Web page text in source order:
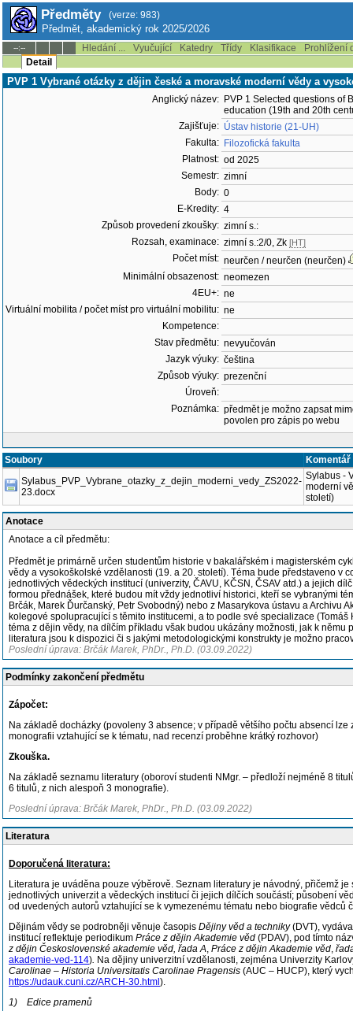
Předměty (verze: 983)
Předmět, akademický rok 2025/2026
--:-- Hledání ... Vyučující Katedry Třídy Klasifikace
Prohlížení
Detail
PVP 1 Vybrané otázky z dějin české a moravské moderní vědy a
Anglický název: PVP 1 Selected questions of
education (19th and 20th
Zajišťuje: Ústav historie (21-UH)
Fakulta: Filozofická fakulta
Platnost: od 2025
Semestr: zimní
Body: 0
E-Kredity: 4
Způsob provedení zkoušky: zimní s.:
Rozsah, examinace: zimní s.:2/0, Zk [HT]
Počet míst: neurčen / neurčen (neurčen)
Minimální obsazenost: neomezen
4EU+: ne
Virtuální mobilita / počet míst pro virtuální mobilitu: ne
Kompetence:
Stav předmětu: nevyučován
Jazyk výuky: čeština
Způsob výuky: prezenční
Úroveň:
Poznámka: předmět je možno zapsat
povolen pro zápis po webu
Soubory
Komentář
Sylabus_PVP_Vybrane_otazky_z_dejin_moderni_vedy_ZS2022-
23.docx
Sylabus -
moderní
století)
Anotace
Anotace a cíl předmětu:
Předmět je primárně určen studentům historie v bakalářském i magisterském
vědy a vysokoškolské vzdělanosti (19. a 20. století). Téma bude představeno
jednotlivých vědeckých institucí (univerzity, ČAVU, KČSN, ČSAV atd.) a jejich
formou přednášek, které budou mít vždy jednotliví historici, kteří se vybranými
Brčák, Marek Ďurčanský, Petr Svobodný) nebo z Masarykova ústavu a Archivu
kolegové spolupracující s těmito institucemi, a to podle své specializace
téma z dějin vědy, na dílčím příkladu však budou ukázány možnosti, jak k
literatura jsou k dispozici či s jakými metodologickými konstrukty je možno
Poslední úprava: Brčák Marek, PhDr., Ph.D. (03.09.2022)
Podmínky zakončení předmětu
Zápočet:
Na základě docházky (povoleny 3 absence; v případě většího počtu absencí
monografii vztahující se k tématu, nad recenzí proběhne krátký rozhovor)
Zkouška.
Na základě seznamu literatury (oboroví studenti NMgr. – předloží nejméně 8
6 titulů, z nich alespoň 3 monografie).
Poslední úprava: Brčák Marek, PhDr., Ph.D. (03.09.2022)
Literatura
Doporučená literatura:
Literatura je uváděna pouze výběrově. Seznam literatury je návodný, přičemž
jednotlivých univerzit a vědeckých institucí či jejich dílčích součástí; působení
od uvedených autorů vztahující se k vymezenému tématu nebo biografie
Dějinám vědy se podrobněji věnuje časopis Dějiny věd a techniky(DVT),
institucí reflektuje periodikum Práce z dějin Akademie věd (PDAV), pod tímto
z dějin Československé akademie věd, řada A, Práce z dějin Akademie věd,
akademie-ved-114). Na dějiny univerzitní vzdělanosti, zejména Univerzity
Carolinae – Historia Universitatis Carolinae Pragensis (AUC – HUCP), který
https://udauk.cuni.cz/ARCH-30.html ).
1) Edice pramenů